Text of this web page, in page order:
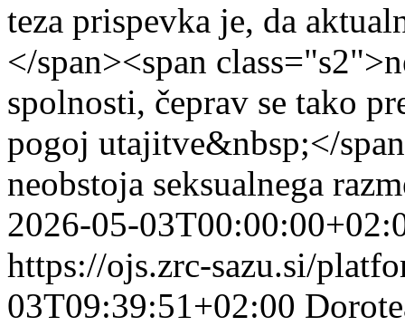
teza prispevka je, da
</span><span
spolnosti, čeprav se tako
pogoj utajitve&nbsp;</
neobstoja seksualnega
2026-05-
https://ojs.zrc-sazu.si/
03T09:39:51+02:00